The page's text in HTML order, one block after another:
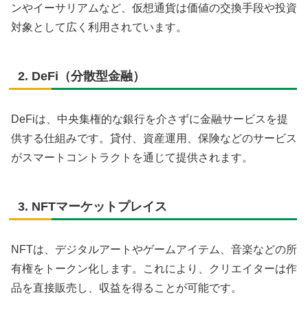
ンやイーサリアムなど、仮想通貨は価値の交換手段や投資
対象として広く利用されています。
2. DeFi（分散型金融）
DeFiは、中央集権的な銀行を介さずに金融サービスを提
供する仕組みです。貸付、資産運用、保険などのサービス
がスマートコントラクトを通じて提供されます。
3. NFTマーケットプレイス
NFTは、デジタルアートやゲームアイテム、音楽などの所
有権をトークン化します。これにより、クリエイターは作
品を直接販売し、収益を得ることが可能です。